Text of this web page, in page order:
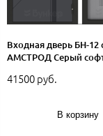
Входная дверь БН-12
АМСТРОД Серый
41500 руб.
В корзину